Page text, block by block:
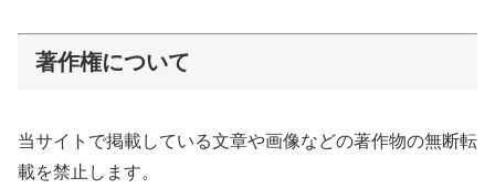
著作権について
当サイトで掲載している文章や画像などの著作物の無断転
載を禁止します。